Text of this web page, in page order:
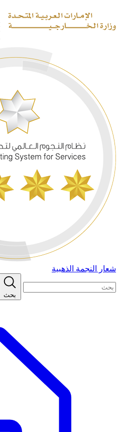
شعار النجمة الذهبية
بحث